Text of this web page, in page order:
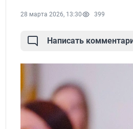
28 марта 2026, 13:30 399
Написать